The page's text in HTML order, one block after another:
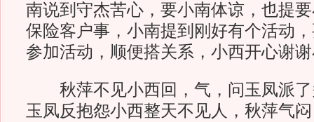
南说到守杰苦心，要小南体谅，也提
保险客户事，小南提到刚好有个活动
参加活动，顺便搭关系，小西开心谢
秋萍不见小西回，气，问玉凤派了
玉凤反抱怨小西整天不见人，秋萍气